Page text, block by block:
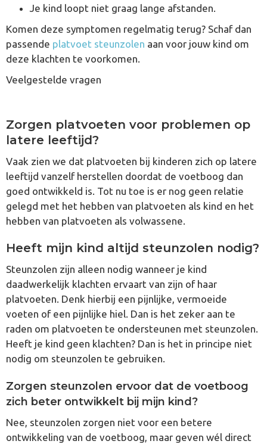
Je kind loopt niet graag lange afstanden.
Komen deze symptomen regelmatig terug? Schaf dan
passende platvoet steunzolen aan voor jouw kind om
deze klachten te voorkomen.
Veelgestelde vragen
Zorgen platvoeten voor problemen op
latere leeftijd?
Vaak zien we dat platvoeten bij kinderen zich op latere
leeftijd vanzelf herstellen doordat de voetboog dan
goed ontwikkeld is. Tot nu toe is er nog geen relatie
gelegd met het hebben van platvoeten als kind en het
hebben van platvoeten als volwassene.
Heeft mijn kind altijd steunzolen nodig?
Steunzolen zijn alleen nodig wanneer je kind
daadwerkelijk klachten ervaart van zijn of haar
platvoeten. Denk hierbij een pijnlijke, vermoeide
voeten of een pijnlijke hiel. Dan is het zeker aan te
raden om platvoeten te ondersteunen met steunzolen.
Heeft je kind geen klachten? Dan is het in principe niet
nodig om steunzolen te gebruiken.
Zorgen steunzolen ervoor dat de voetboog
zich beter ontwikkelt bij mijn kind?
Nee, steunzolen zorgen niet voor een betere
ontwikkeling van de voetboog, maar geven wél direct